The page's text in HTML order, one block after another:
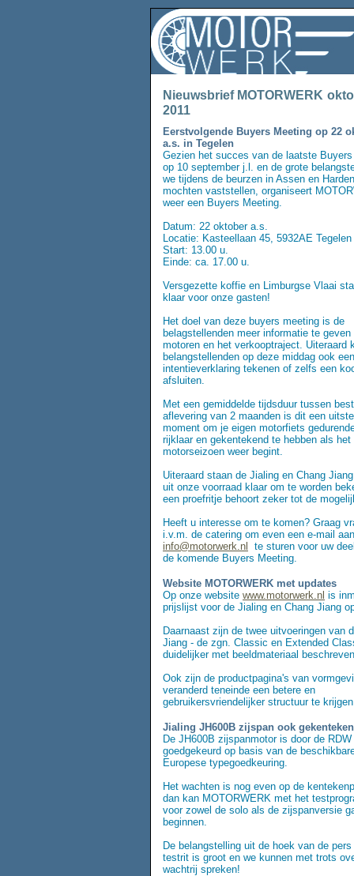
Nieuwsbrief MOTORWERK
2011
Eerstvolgende Buyers Meeting op 22
a.s. in Tegelen
Gezien het succes van de laatste
op 10 september j.l. en de grote
we tijdens de beurzen in Assen en
mochten vaststellen, organiseert
weer een Buyers Meeting.
Datum: 22 oktober a.s.
Locatie: Kasteellaan 45, 5932AE Tegelen
Start: 13.00 u.
Einde: ca. 17.00 u.
Versgezette koffie en Limburgse Vlaai
klaar voor onze gasten!
Het doel van deze buyers meeting is de
belagstellenden meer informatie te geven
motoren en het verkooptraject. Uiteraard
belangstellenden op deze middag ook een
intentieverklaring tekenen of zelfs een
afsluiten.
Met een gemiddelde tijdsduur tussen
aflevering van 2 maanden is dit een
moment om je eigen motorfiets
rijklaar en gekentekend te hebben als het
motorseizoen weer begint.
Uiteraard staan de Jialing en Chang
uit onze voorraad klaar om te worden
een proefritje behoort zeker tot de
Heeft u interesse om te komen? Graag
i.v.m. de catering om even een e-mail aan
info@motorwerk.nl
te sturen voor uw
de komende Buyers Meeting.
Website MOTORWERK met updates
Op onze website www.motorwerk.nl is
prijslijst voor de Jialing en Chang Jiang
Daarnaast zijn de twee uitvoeringen van
Jiang - de zgn. Classic en Extended
duidelijker met beeldmateriaal
Ook zijn de productpagina's van
veranderd teneinde een betere en
gebruikersvriendelijker structuur te
Jialing JH600B zijspan ook
De JH600B zijspanmotor is door de RDW
goedgekeurd op basis van de
Europese typegoedkeuring.
Het wachten is nog even op de
dan kan MOTORWERK met het
voor zowel de solo als de zijspanversie
beginnen.
De belangstelling uit de hoek van de
testrit is groot en we kunnen met trots
wachtrij spreken!